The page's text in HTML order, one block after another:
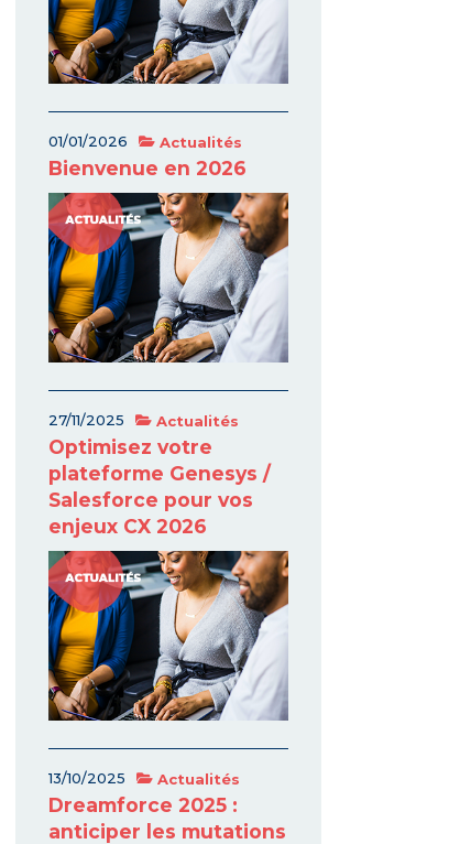
01/01/2026 Actualités
Bienvenue en 2026
27/11/2025 Actualités
Optimisez votre
plateforme Genesys /
Salesforce pour vos
enjeux CX 2026
13/10/2025 Actualités
Dreamforce 2025 :
anticiper les mutations